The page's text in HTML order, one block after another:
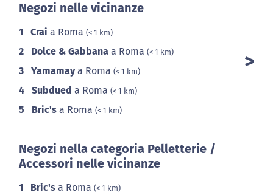
Negozi nelle vicinanze
1 Crai a Roma (< 1 km)
2 Dolce & Gabbana a Roma (< 1 km)
3 Yamamaya Roma (< 1 km)
4 Subdued a Roma (< 1 km)
5 Bric's a Roma (< 1 km)
Negozi nella categoria Pelletterie /
Accessori nelle vicinanze
1 Bric's a Roma (< 1 km)